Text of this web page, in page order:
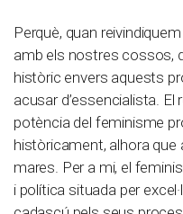
Perquè, quan
amb els nostres cossos,
històric envers aquests
acusar d’essencialista.
potència del feminisme
històricament, alhora
mares. Per a mi, el
i política situada per